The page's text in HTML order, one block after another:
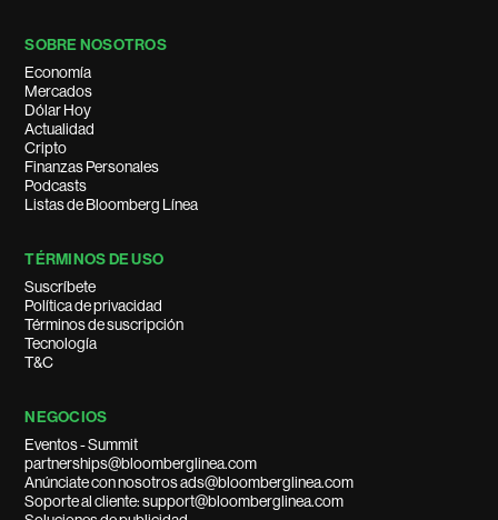
SOBRE NOSOTROS
Economía
Mercados
Dólar Hoy
Actualidad
Cripto
Finanzas Personales
Podcasts
Listas de Bloomberg Línea
TÉRMINOS DE USO
Suscríbete
Política de privacidad
Términos de suscripción
Tecnología
T&C
NEGOCIOS
Eventos - Summit
partnerships@bloomberglinea.com
Anúnciate con nosotros ads@bloomberglinea.com
Soporte al cliente: support@bloomberglinea.com